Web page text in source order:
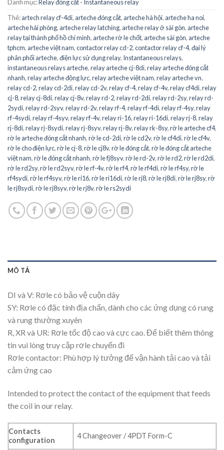
Danh mục:Relay đóng cắt - Instantaneous relay
Thẻ:artech relay cf-4di, arteche đóng cắt, arteche hà hội, arteche ha noi,
arteche hải phòng, arteche relay latching, arteche relay ở sài gòn, arteche
relay tại thành phố hồ chí minh, arteche rờ le chốt, arteche sài gòn, arteche
tphcm, arteche việt nam,contactor relay cd-2,contactor relay cf-4,đại lý
phân phối arteche,điện lực sử dụng relay, Instantaneous relays,
instantaneous relays arteche,relay arteche cj-8di,relay arteche đóng cắt
nhanh,relay arteche động lực,relay arteche việt nam,relay arteche vn,
relay cd-2,relay cd-2di,relay cd-2v,relay cf-4,relay cf-4v,relay cf4di,relay
cj-8,relay cj-8di,relay cj-8v,relay rd-2,relay rd-2di,relay rd-2sy,relay rd-
2sydi,relay rd-2syv,relay rd-2v,relay rf-4,relay rf-4di,relay rf-4sy,relay
rf-4sydi,relay rf-4syv,relay rf-4v,relay ri-16,relay ri-16di,relay rj-8,relay
rj-8di,relay rj-8sydi,relay rj-8syv,relay rj-8v,relay rk-8sy,rờ le arteche cf4,
rờ le arteche đóng cắt nhanh,rờ le cd-2di,rờ le cd2v,rờ le cf4di,rờ le cf4v,
rờ le cho điện lực,rờ le cj-8,rờ le cj8v,rờ le đóng cắt,rờ le đóng cắt arteche
việt nam,rờ le đóng cắt nhanh,rờ le fj8syv,rờ le rd-2v,rờ le rd2,rờ le rd2di,
rờ le rd2sy,rờ le rd2syv,rờ le rf-4v,rờ le rf4,rờ le rf4di,rờ le rf4sy,rờ le
rf4sydi,rờ le rf4syv,rờ le ri16,rờ le ri16di,rờ le rj8,rờ le rj8di,rờ le rj8sy,rờ
le rj8sydi,rờ le rj8syv,rờ le rj8v,rờ le rs2sydi
MÔ TẢ
DI và V: Rơle có bảo vệ cuộn dây
SY: Rơle có đặc tính địa chấn, dành cho các ứng dụng có rung
và rung thường xuyên
R, XR và UR: Rơle tốc độ cao và cực cao. Để biết thêm thông
tin vui lòng truy cập rơle chuyến đi
Rơle contactor: Phù hợp lý tưởng để vận hành tải cao và tải
cảm ứng cao
Intended to protect the contact of the equipment that feeds
the coil in our relay.
Contacts
configuration
4 Changeover / 4PDT Form-C